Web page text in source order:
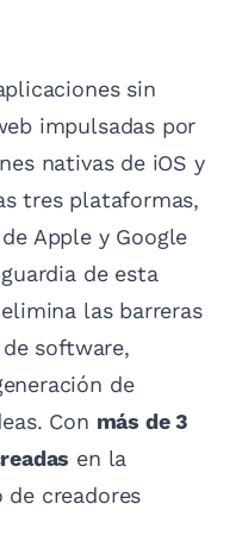
sin
impulsadas por
nativas de iOS y
tres plataformas,
Apple y Google
de esta
las barreras
software,
de
Con más de 3
en la
creadores